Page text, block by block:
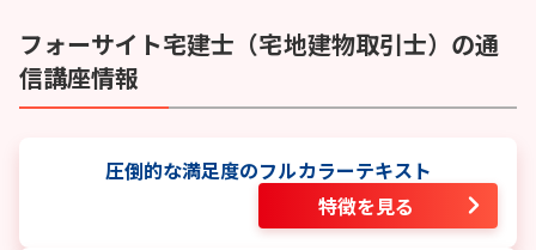
フォーサイト宅建士（宅地建物取引士） の通
信講座情報
圧倒的な満足度のフルカラーテキスト
特徴を見る